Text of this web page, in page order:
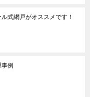
式網戸がオススメです！
例